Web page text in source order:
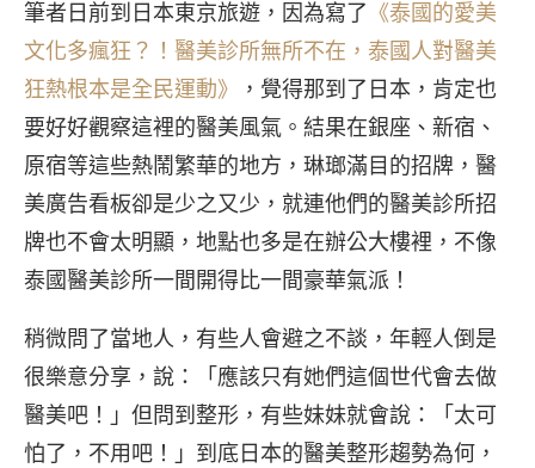
筆者日前到日本東京旅遊，因為寫了 《泰國的愛美
文化多瘋狂？！醫美診所無所不在，泰國人對醫美
狂熱根本是全民運動》
，覺得那到了日本，肯定也
要好好觀察這裡的醫美風氣。結果在銀座、新宿、
原宿等這些熱鬧繁華的地方，琳瑯滿目的招牌，醫
美廣告看板卻是少之又少，就連他們的醫美診所招
牌也不會太明顯，地點也多是在辦公大樓裡，不像
泰國醫美診所一間開得比一間豪華氣派！
稍微問了當地人，有些人會避之不談，年輕人倒是
很樂意分享，說：「應該只有她們這個世代會去做
醫美吧！」但問到整形，有些妹妹就會說：「太可
怕了，不用吧！」到底日本的醫美整形趨勢為何，